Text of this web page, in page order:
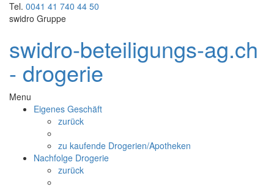
Tel. 0041 41 740 44 50
swidro Gruppe
swidro-beteiligungs-ag.ch
- drogerie
Menu
Eigenes Geschäft
zurück
zu kaufende Drogerien/Apotheken
Nachfolge Drogerie
zurück